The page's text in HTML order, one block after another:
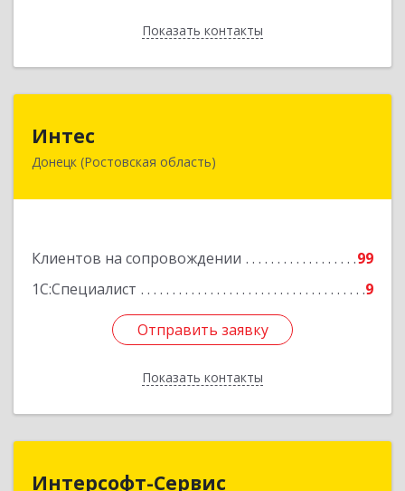
Показать контакты
Назад
Интес
Донецк (Ростовская область)
Клиентов на сопровождении
99
1С:Специалист
9
Отправить заявку
Показать контакты
346330, Ростовская обл, Донецк г, 60-й кв-л,
Отправить заявку
Назад
Интерсофт-Сервис